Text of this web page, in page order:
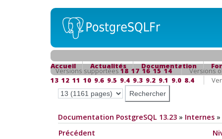
Accueil Actualités Documentation
Versions supportées18 17 16 15 14
Versions
13 12 11 10 9.6 9.5 9.4 9.3 9.2 9.1 9.0 8.4
Documentation PostgreSQL 13.23» Internes»
Précédent